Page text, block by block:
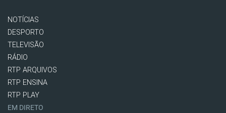
NOTÍCIAS
DESPORTO
TELEVISÃO
RÁDIO
RTP ARQUIVOS
RTP ENSINA
RTP PLAY
EM DIRETO